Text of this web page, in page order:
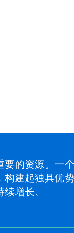
的资源。一
建起独具优
增长。